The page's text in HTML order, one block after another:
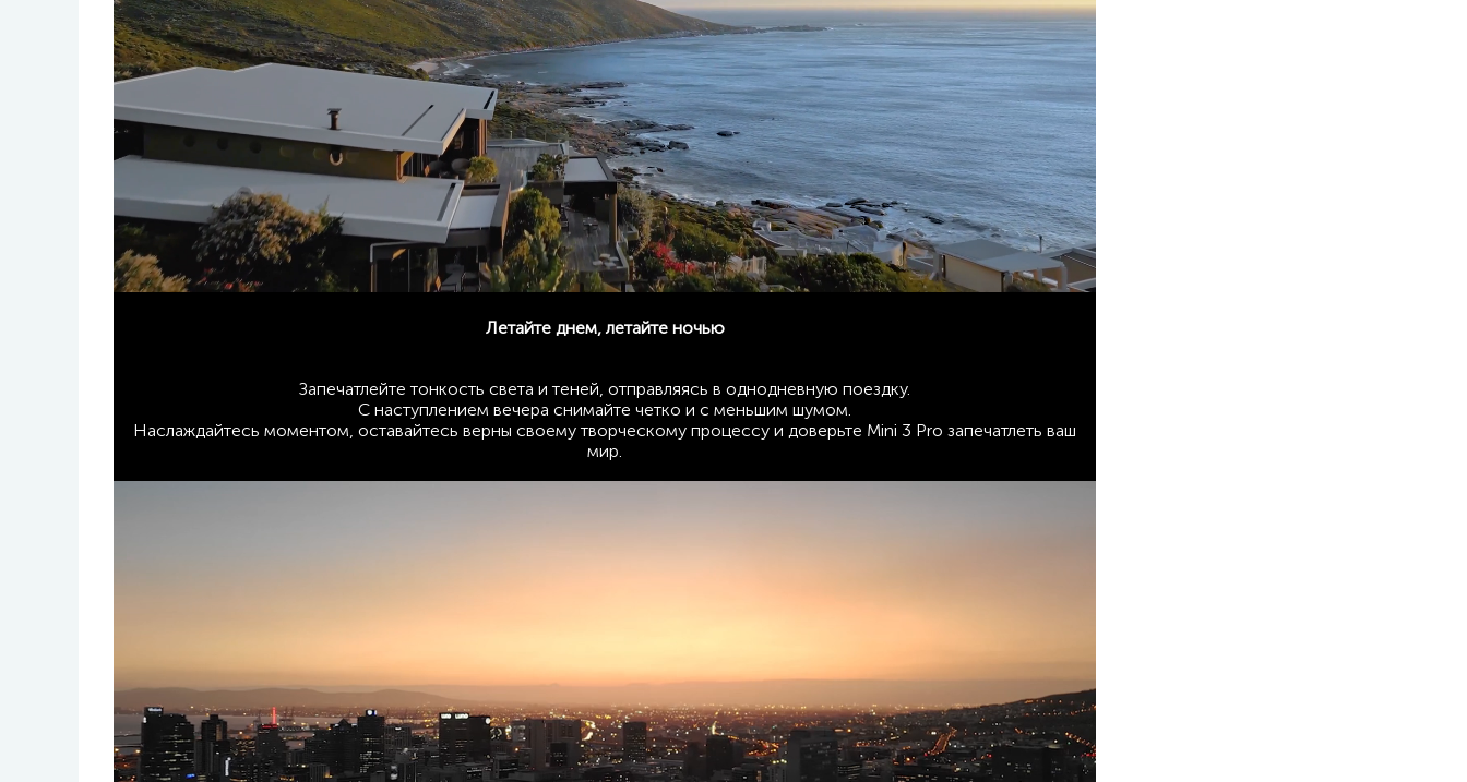
Летайте днем, летайте ночью
Запечатлейте тонкость света и теней, отправляясь в однодневную поездку.
С наступлением вечера снимайте четко и с меньшим шумом.
Наслаждайтесь моментом, оставайтесь верны своему творческому процессу и доверьте Mini 3 Pro запечатлеть ваш
мир.